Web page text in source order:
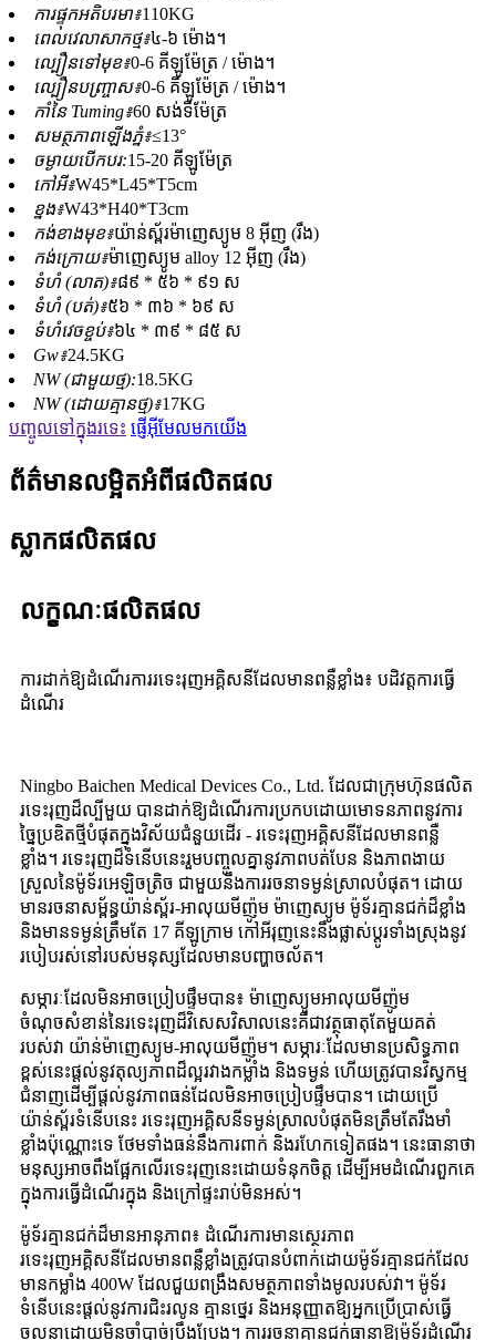
ការផ្ទុកអតិបរមា៖110KG
ពេលវេលាសាកថ្ម៖៤-៦ ម៉ោង។
ល្បឿនទៅមុខ៖0-6 គីឡូម៉ែត្រ / ម៉ោង។
ល្បឿនបញ្ច្រាស៖0-6 គីឡូម៉ែត្រ / ម៉ោង។
កាំនៃ Tuming៖60 សង់ទីម៉ែត្រ
សមត្ថភាពឡើងភ្នំ៖≤13°
ចម្ងាយបើកបរ:15-20 គីឡូម៉ែត្រ
កៅអី៖W45*L45*T5cm
ខ្នង៖W43*H40*T3cm
កង់ខាងមុខ៖យ៉ាន់ស្ព័រម៉ាញេស្យូម 8 អ៊ីញ (រឹង)
កង់ក្រោយ៖ម៉ាញេស្យូម alloy 12 អ៊ីញ (រឹង)
ទំហំ (លាត)៖៨៩ * ៥៦ * ៩១ ស
ទំហំ (បត់)៖៥៦ * ៣៦ * ៦៩ ស
ទំហំវេចខ្ចប់៖៦៤ * ៣៩ * ៨៥ ស
Gw៖24.5KG
NW (ជាមួយថ្ម):18.5KG
NW (ដោយគ្មានថ្ម)៖17KG
បញ្ចូលទៅក្នុងរទេះ ផ្ញើអ៊ីមែលមកយើង
ព័ត៌មានលម្អិតអំពីផលិតផល
ស្លាកផលិតផល
លក្ខណៈផលិតផល
ការដាក់ឱ្យដំណើរការរទេះរុញអគ្គិសនីដែលមានពន្លឺខ្លាំង៖ បដិវត្តការធ្វើ
ដំណើរ
Ningbo Baichen Medical Devices Co., Ltd. ដែលជាក្រុមហ៊ុនផលិត
រទេះរុញដ៏ល្បីមួយ បានដាក់ឱ្យដំណើរការប្រកបដោយមោទនភាពនូវការ
ច្នៃប្រឌិតថ្មីបំផុតក្នុងវិស័យជំនួយដើរ - រទេះរុញអគ្គិសនីដែលមានពន្លឺ
ខ្លាំង។ រទេះរុញដ៏ទំនើបនេះរួមបញ្ចូលគ្នានូវភាពបត់បែន និងភាពងាយ
ស្រួលនៃម៉ូទ័រអេឡិចត្រិច ជាមួយនឹងការរចនាទម្ងន់ស្រាលបំផុត។ ដោយ
មានរចនាសម្ព័ន្ធយ៉ាន់ស្ព័រ-អាលុយមីញ៉ូម ម៉ាញេស្យូម ម៉ូទ័រគ្មានជក់ដ៏ខ្លាំង
និងមានទម្ងន់ត្រឹមតែ 17 គីឡូក្រាម កៅអីរុញនេះនឹងផ្លាស់ប្តូរទាំងស្រុងនូវ
របៀបរស់នៅរបស់មនុស្សដែលមានបញ្ហាចល័ត។
សម្ភារៈដែលមិនអាចប្រៀបផ្ទឹមបាន៖ ម៉ាញេស្យូមអាលុយមីញ៉ូម
ចំណុចសំខាន់នៃរទេះរុញដ៏វិសេសវិសាលនេះគឺជាវត្ថុធាតុតែមួយគត់
របស់វា យ៉ាន់ម៉ាញេស្យូម-អាលុយមីញ៉ូម។ សម្ភារៈដែលមានប្រសិទ្ធភាព
ខ្ពស់នេះផ្តល់នូវតុល្យភាពដ៏ល្អរវាងកម្លាំង និងទម្ងន់ ហើយត្រូវបានវិស្វកម្ម
ជំនាញដើម្បីផ្តល់នូវភាពធន់ដែលមិនអាចប្រៀបផ្ទឹមបាន។ ដោយប្រើ
យ៉ាន់ស្ព័រទំនើបនេះ រទេះរុញអគ្គិសនីទម្ងន់ស្រាលបំផុតមិនត្រឹមតែរឹងមាំ
ខ្លាំងប៉ុណ្ណោះទេ ថែមទាំងធន់នឹងការពាក់ និងរហែកទៀតផង។ នេះធានាថា
មនុស្សអាចពឹងផ្អែកលើរទេះរុញនេះដោយទំនុកចិត្ត ដើម្បីអមដំណើរពួកគេ
ក្នុងការធ្វើដំណើរក្នុង និងក្រៅផ្ទះរាប់មិនអស់។
ម៉ូទ័រគ្មានជក់ដ៏មានអានុភាព៖ ដំណើរការមានស្ថេរភាព
រទេះរុញអគ្គិសនីដែលមានពន្លឺខ្លាំងត្រូវបានបំពាក់ដោយម៉ូទ័រគ្មានជក់ដែល
មានកម្លាំង 400W ដែលជួយពង្រឹងសមត្ថភាពទាំងមូលរបស់វា។ ម៉ូទ័រ
ទំនើបនេះផ្តល់នូវការជិះរលូន គ្មានថ្នេរ និងអនុញ្ញាតឱ្យអ្នកប្រើប្រាស់ធ្វើ
ចលនាដោយមិនចាំបាច់ប្រឹងប្រែង។ ការរចនាគ្មានជក់ធានាឱ្យម៉ូទ័រដំណើរ